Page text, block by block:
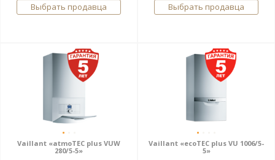
Выбрать продавца Выбрать продавца
Vaillant «atmoTEC plus VUW
280/5-5»
Vaillant «ecoTEC plus VU 1006/5-
5»